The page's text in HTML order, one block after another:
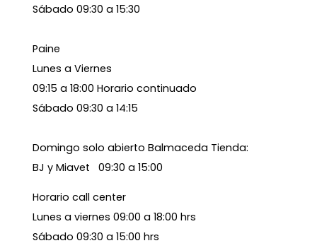
Sábado 09:30 a 15:30
Paine
Lunes a Viernes
09:15 a 18:00 Horario continuado
Sábado 09:30 a 14:15
Domingo solo abierto Balmaceda Tienda:
BJ y Miavet 09:30 a 15:00
Horario call center
Lunes a viernes 09:00 a 18:00 hrs
Sábado 09:30 a 15:00 hrs